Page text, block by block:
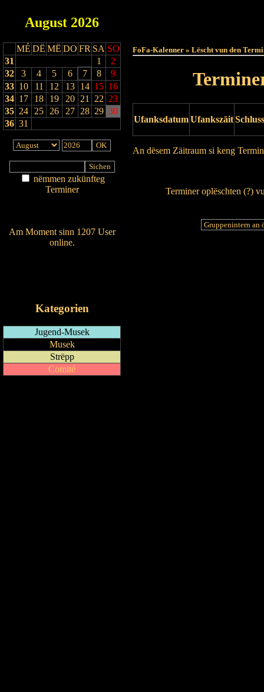
August 2026
MÉ DË MË DO FR SA SO
31
1
2
32
3 4 5 6 7 8
9
33 10 11 12 13 14 15 16
34 17 18 19 20 21 22 23
35 24 25 26 27 28 29 30
36 31
nëmmen zukünfteg
Terminer
Am Moment sinn 1207 User
online.
Kategorien
Jugend-Musek
Musek
Strëpp
Comité
FoFa-Kalenner » Lëscht vun den
UfanksdatumUfankszäit
An dësem Zäitraum si keng
Terminer oplëschten (?)